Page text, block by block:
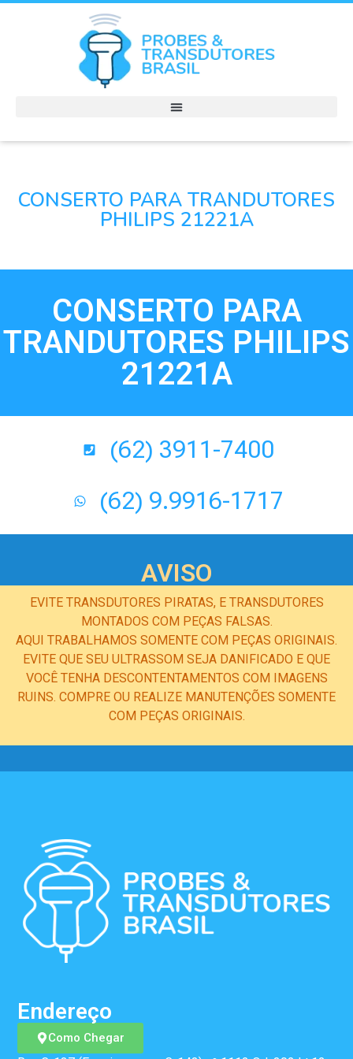
CONSERTO PARA TRANDUTORES
PHILIPS 21221A
CONSERTO PARA
TRANDUTORES PHILIPS
21221A
(62) 3911-7400
(62) 9.9916-1717
AVISO
EVITE TRANSDUTORES PIRATAS, E TRANSDUTORES
MONTADOS COM PEÇAS FALSAS.
AQUI TRABALHAMOS SOMENTE COM PEÇAS ORIGINAIS.
EVITE QUE SEU ULTRASSOM SEJA DANIFICADO E QUE
VOCÊ TENHA DESCONTENTAMENTOS COM IMAGENS
RUINS. COMPRE OU REALIZE MANUTENÇÕES SOMENTE
COM PEÇAS ORIGINAIS.
Como Chegar
Endereço